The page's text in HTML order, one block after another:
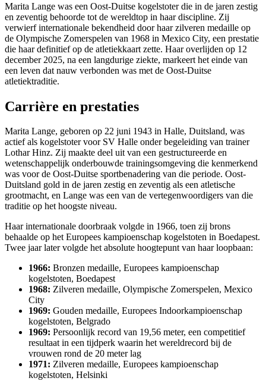
Marita Lange was een Oost-Duitse kogelstoter die in de jaren zestig
en zeventig behoorde tot de wereldtop in haar discipline. Zij
verwierf internationale bekendheid door haar zilveren medaille op
de Olympische Zomerspelen van 1968 in Mexico City, een prestatie
die haar definitief op de atletiekkaart zette. Haar overlijden op 12
december 2025, na een langdurige ziekte, markeert het einde van
een leven dat nauw verbonden was met de Oost-Duitse
atletiektraditie.
Carrière en prestaties
Marita Lange, geboren op 22 juni 1943 in Halle, Duitsland, was
actief als kogelstoter voor SV Halle onder begeleiding van trainer
Lothar Hinz. Zij maakte deel uit van een gestructureerde en
wetenschappelijk onderbouwde trainingsomgeving die kenmerkend
was voor de Oost-Duitse sportbenadering van die periode. Oost-
Duitsland gold in de jaren zestig en zeventig als een atletische
grootmacht, en Lange was een van de vertegenwoordigers van die
traditie op het hoogste niveau.
Haar internationale doorbraak volgde in 1966, toen zij brons
behaalde op het Europees kampioenschap kogelstoten in Boedapest.
Twee jaar later volgde het absolute hoogtepunt van haar loopbaan:
1966: Bronzen medaille, Europees kampioenschap
kogelstoten, Boedapest
1968: Zilveren medaille, Olympische Zomerspelen, Mexico
City
1969: Gouden medaille, Europees Indoorkampioenschap
kogelstoten, Belgrado
1969: Persoonlijk record van 19,56 meter, een competitief
resultaat in een tijdperk waarin het wereldrecord bij de
vrouwen rond de 20 meter lag
1971: Zilveren medaille, Europees kampioenschap
kogelstoten, Helsinki